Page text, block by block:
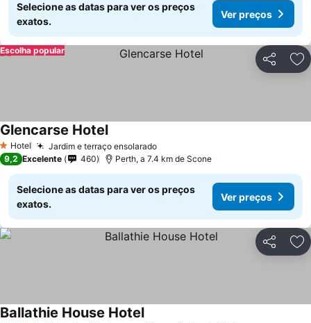
Selecione as datas para ver os preços
exatos.
Ver preços
Partilhar
Escolha popular
1 Estrelas
Hotel Jardim e terraço ensolarado
Glencarse Hotel
9,2 Excelente 460 Perth, a 7.4 km de Scone
Selecione as datas para ver os preços
exatos.
Ver preços
Partilhar
Ballathie House Hotel